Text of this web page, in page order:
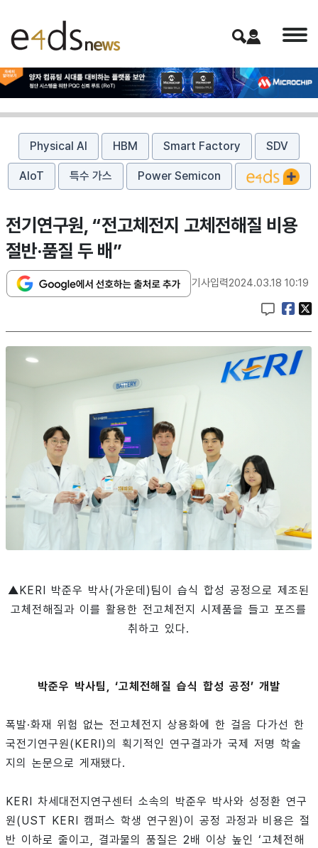
Physical AI HBM Smart Factory SDV
AIoT 특수 가스 Power Semicon
전기연구원, “전고체전지 고체전해질 비용
절반·품질 두 배”
기사입력2024.03.18 10:19
▲KERI 박준우 박사(가운데)팀이 습식 합성 공정으로 제조된
고체전해질과 이를 활용한 전고체전지 시제품을 들고 포즈를
취하고 있다.
박준우 박사팀, ‘고체전해질 습식 합성 공정’ 개발
폭발·화재 위험 없는 전고체전지 상용화에 한 걸음 다가선 한
국전기연구원(KERI)의 획기적인 연구결과가 국제 저명 학술
지의 논문으로 게재됐다.
KERI 차세대전지연구센터 소속의 박준우 박사와 성정환 연구
원(UST KERI 캠퍼스 학생 연구원)이 공정 과정과 비용은 절
반 이하로 줄이고, 결과물의 품질은 2배 이상 높인 ‘고체전해